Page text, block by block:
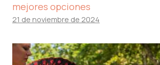
mejores opciones
21 de noviembre de 2024